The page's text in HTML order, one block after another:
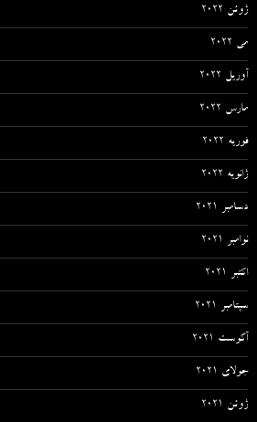
ژوئن 2022
می 2022
آوریل 2022
مارس 2022
فوریه 2022
ژانویه 2022
دسامبر 2021
نوامبر 2021
اکتبر 2021
سپتامبر 2021
آگوست 2021
جولای 2021
ژوئن 2021